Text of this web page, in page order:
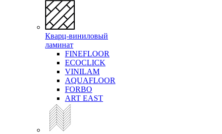
Кварц-виниловый
ламинат
FINEFLOOR
ECOCLICK
VINILAM
AQUAFLOOR
FORBO
ART EAST